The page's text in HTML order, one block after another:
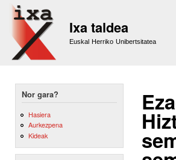
Ixa taldea
Euskal Herriko Unibertsitatea
Nor gara?
Hasiera
Aurkezpena
Kideak